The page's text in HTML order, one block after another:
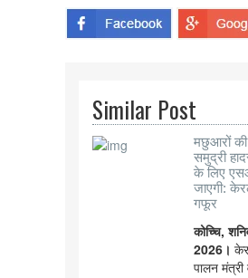
Similar Post
मछुआरों की
समुद्री
के लिए
जाएगी:
गफूर
कोच्चि,
2026।
पालन